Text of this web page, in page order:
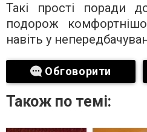
Такі прості поради
подорож
навіть у
Обговорити
Також по темі: